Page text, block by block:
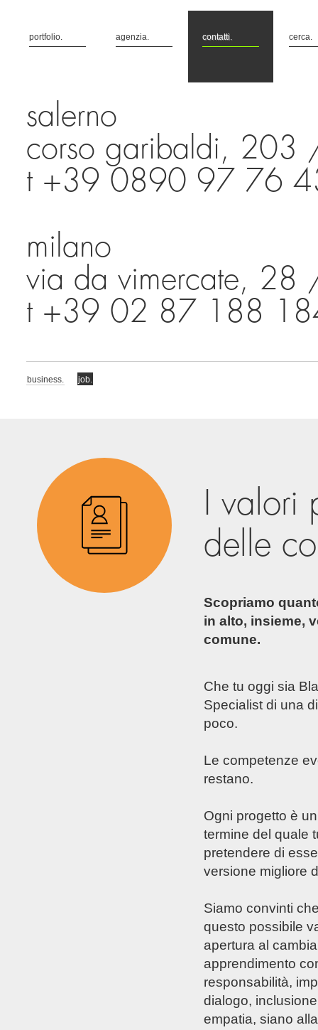
portfolio. agenzia. contatti. cerca.
salerno
corso garibaldi, 203
t +39 0890 97 76
milano
via da vimercate,
t +39 02 87 188
business. job.
I valori
delle
Scopriamo
in alto, insieme,
comune.
Che tu oggi sia
Specialist di una
poco.
Le competenze
restano.
Ogni progetto è
termine del quale
pretendere di
versione migliore
Siamo convinti
questo possibile
apertura al
apprendimento
responsabilità,
dialogo,
empatia, siano